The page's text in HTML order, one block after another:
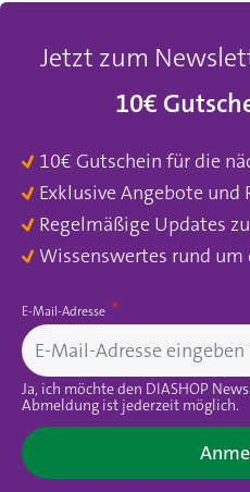
Jetzt zum
10€
10€ Gutschein für die
Exklusive Angebote und
Regelmäßige Updates
Wissenswertes rund um
E-Mail-Adresse
Ja, ich möchte den DIASHOP
Abmeldung ist jederzeit möglich.